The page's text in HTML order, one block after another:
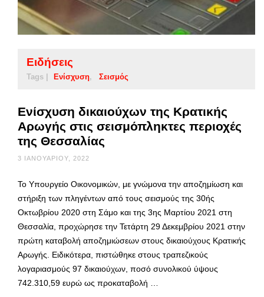
Ειδήσεις
Tags | Ενίσχυση Σεισμός
Ενίσχυση δικαιούχων της Κρατικής
Αρωγής στις σεισμόπληκτες περιοχές
της Θεσσαλίας
3 ΙΑΝΟΥΑΡΊΟΥ, 2022
Το Υπουργείο Οικονομικών, με γνώμονα την αποζημίωση και
στήριξη των πληγέντων από τους σεισμούς της 30ής
Οκτωβρίου 2020 στη Σάμο και της 3ης Μαρτίου 2021 στη
Θεσσαλία, προχώρησε την Τετάρτη 29 Δεκεμβρίου 2021 στην
πρώτη καταβολή αποζημιώσεων στους δικαιούχους Κρατικής
Αρωγής. Ειδικότερα, πιστώθηκε στους τραπεζικούς
λογαριασμούς 97 δικαιούχων, ποσό συνολικού ύψους
742.310,59 ευρώ ως προκαταβολή …